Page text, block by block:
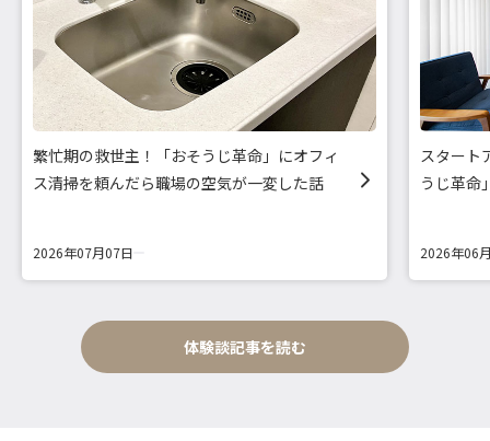
繁忙期の救世主！「おそうじ革命」にオフィ
ス清掃を頼んだら職場の空気が一変した話
2026年07月07日
スタート
うじ革命
2026年06
体験談記事を読む